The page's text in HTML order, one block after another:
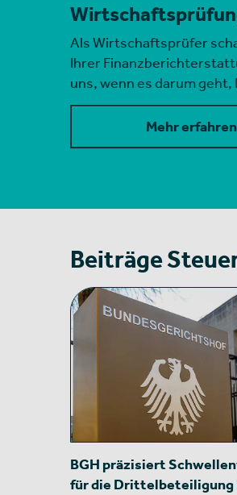
Als Wirtschaftsprüfer
Ihrer
uns, wenn es darum
Mehr erfahren
Beiträge
BGH präzisiert
für die Drittelbeteiligung